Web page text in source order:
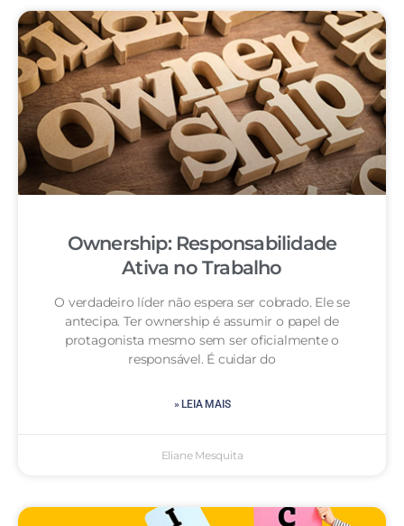
Ownership: Responsabilidade
Ativa no Trabalho
O verdadeiro líder não espera ser cobrado. Ele se
antecipa. Ter ownership é assumir o papel de
protagonista mesmo sem ser oficialmente o
responsável. É cuidar do
» LEIA MAIS
Eliane Mesquita